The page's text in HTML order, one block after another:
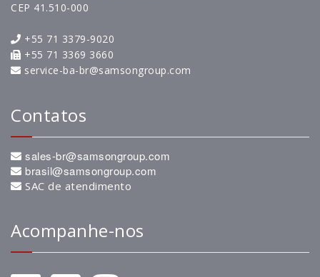
CEP 41.510-000
+55 71 3379-9020
+55 71 3369 3660
service-ba-br@samsongroup.com
Contatos
sales-br@samsongroup.com
brasil@samsongroup.com
SAC de atendimento
Acompanhe-nos